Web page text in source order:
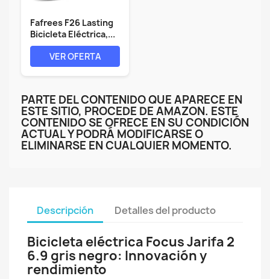
Fafrees F26 Lasting
Bicicleta Eléctrica,...
VER OFERTA
PARTE DEL CONTENIDO QUE APARECE EN
ESTE SITIO, PROCEDE DE AMAZON. ESTE
CONTENIDO SE OFRECE EN SU CONDICIÓN
ACTUAL Y PODRÁ MODIFICARSE O
ELIMINARSE EN CUALQUIER MOMENTO.
Descripción Detalles del producto
Bicicleta eléctrica Focus Jarifa 2
6.9 gris negro: Innovación y
rendimiento